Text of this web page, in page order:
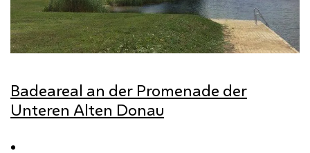
Badeareal an der Promenade der
Unteren Alten Donau